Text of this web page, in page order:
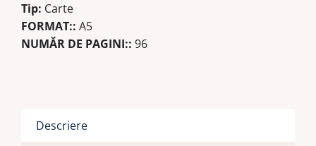
Tip: Carte
FORMAT:: A5
NUMĂR DE PAGINI:: 96
Descriere